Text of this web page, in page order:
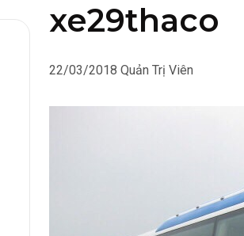
xe29thaco
22/03/2018 Quản Trị Viên